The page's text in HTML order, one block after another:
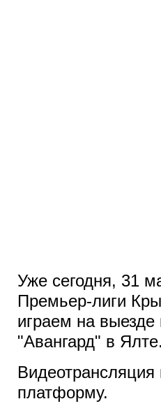
Уже сегодня, 31
Премьер-лиги
играем на
"Авангард" в
платформу.